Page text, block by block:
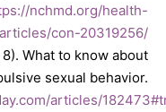
nchmd.org/health-
con-20319256/
What to know about
sexual behavior.
articles/